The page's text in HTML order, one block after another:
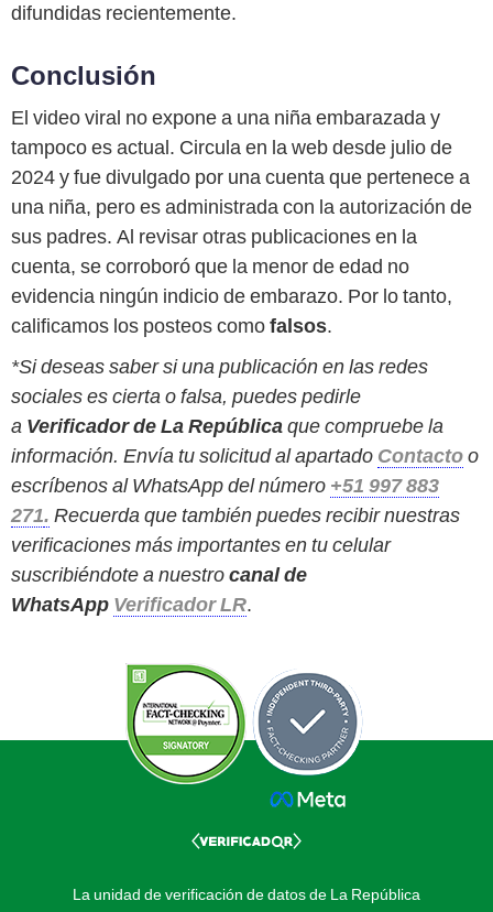
difundidas recientemente.
Conclusión
El video viral no expone a una niña embarazada y
tampoco es actual. Circula en la web desde julio de
2024 y fue divulgado por una cuenta que pertenece a
una niña, pero es administrada con la autorización de
sus padres. Al revisar otras publicaciones en la
cuenta, se corroboró que la menor de edad no
evidencia ningún indicio de embarazo. Por lo tanto,
calificamos los posteos comofalsos.
*Si deseas saber si una publicación en las redes
sociales es cierta o falsa, puedes pedirle
a Verificador de La Repúblicaque compruebe la
información. Envía tu solicitud al apartado Contactoo
escríbenos al WhatsApp del número +51 997 883
271. Recuerda que también puedes recibir nuestras
verificaciones más importantes en tu celular
suscribiéndote a nuestrocanal de
WhatsApp Verificador LR.
La unidad de verificación de datos de La República